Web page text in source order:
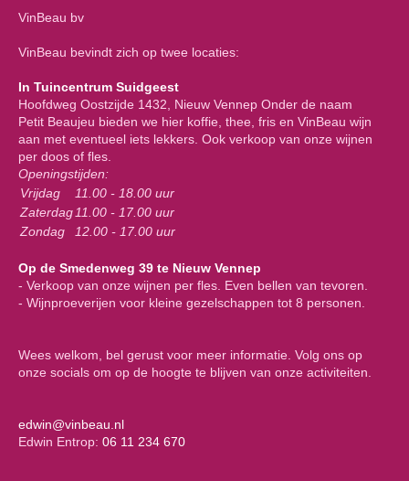
VinBeau bv
VinBeau bevindt zich op twee locaties:
In Tuincentrum Suidgeest
Hoofdweg Oostzijde 1432, Nieuw Vennep Onder de naam
Petit Beaujeu bieden we hier koffie, thee, fris en VinBeau wijn
aan met eventueel iets lekkers. Ook verkoop van onze wijnen
per doos of fles.
Openingstijden:
Vrijdag
11.00 - 18.00 uur
Zaterdag 11.00 - 17.00 uur
Zondag
12.00 - 17.00 uur
Op de Smedenweg 39 te Nieuw Vennep
- Verkoop van onze wijnen per fles. Even bellen van tevoren.
- Wijnproeverijen voor kleine gezelschappen tot 8 personen.
Wees welkom, bel gerust voor meer informatie. Volg ons op
onze socials om op de hoogte te blijven van onze activiteiten.
edwin@vinbeau.nl
Edwin Entrop: 06 11 234 670